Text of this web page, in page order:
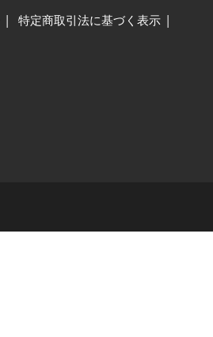
特定商取引法に基づく表示